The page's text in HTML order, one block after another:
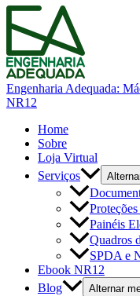
Engenharia Adequada:
NR12
Home
Sobre
Loja Virtual
Serviços
Painéis
Quadros
SPDA e
Ebook NR12
Blog
Alternar